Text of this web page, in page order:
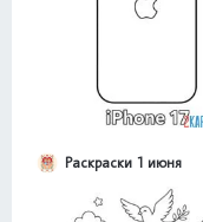
Раскраски 1 июня